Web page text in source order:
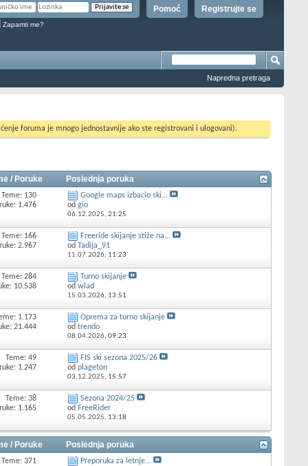
Registrujte se
Pomoć
Zapamti me?
Napredna pretraga
foruma je mnogo jednostavnije ako ste registrovani i ulogovani).
/ Poruke Poslednja poruka
Teme: 130
1.476
Google maps izbacio ski...
od gio
06.12.2025, 21:25
Teme: 166
2.967
Freeride skijanje stiže na...
od Tadija_91
11.07.2026, 11:23
Teme: 284
10.538
Turno skijanje
od wlad
15.03.2026, 13:51
1.173
21.444
Oprema za turno skijanje
od trendo
08.04.2026, 09:23
Teme: 49
1.247
FIS ski sezona 2025/26
od plageton
03.12.2025, 15:57
Teme: 38
1.165
Sezona 2024/25
od FreeRider
05.05.2025, 13:18
/ Poruke Poslednja poruka
Teme: 371
Preporuka za letnje...